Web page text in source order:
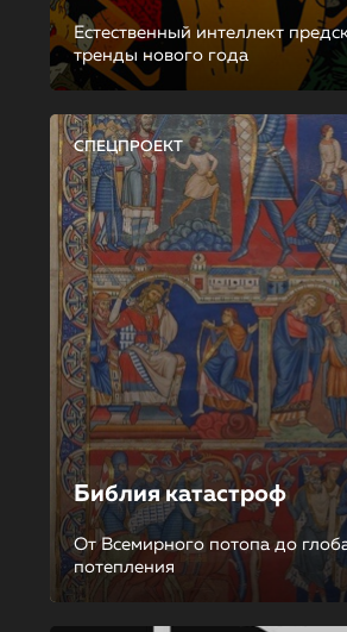
Естественный интеллект
тренды нового года
СПЕЦПРОЕКТ
Библия катастроф
От Всемирного потопа до
потепления